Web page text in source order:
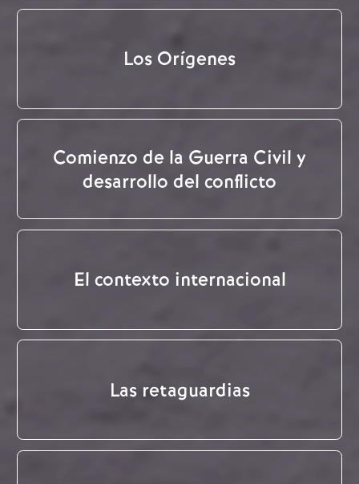
Los Orígenes
Comienzo de la Guerra Civil y
desarrollo del conflicto
El contexto internacional
Las retaguardias